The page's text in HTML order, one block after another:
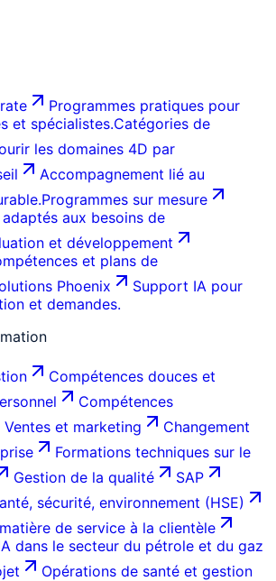
Programmes pratiques pour
et spécialistes.Catégories de
les domaines 4D par
Accompagnement lié au
Programmes sur mesure
aux besoins de
et développement
et plans de
Phoenix
Support IA pour
et demandes.
Compétences douces et
Compétences
Ventes et marketing
Changement
Formations techniques sur le
Gestion de la qualité
SAP
sécurité, environnement (HSE)
de service à la clientèle
dans le secteur du pétrole et du gaz
Opérations de santé et gestion